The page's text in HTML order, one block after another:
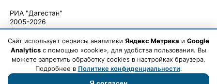
РИА "Дагестан"
2005-2026
© - Правила
использования
материалов.
Авторские
Сайт использует сервисы аналитики Яндекс Метрика и Google
Analytics с помощью «cookie», для удобства пользования. Вы
можете запретить обработку cookies в настройках браузера.
Подробнее в Политике конфиденциальности.